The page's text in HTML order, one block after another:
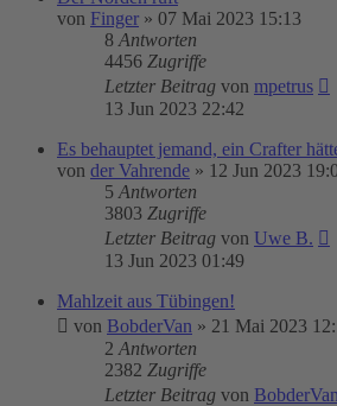
von Finger » 07 Mai 2023 15:13
8 Antworten
4456 Zugriffe
Letzter Beitrag von mpetrus
13 Jun 2023 22:42
Es behauptet jemand, ein Crafter
von der Vahrende » 12 Jun 2023
5 Antworten
3803 Zugriffe
Letzter Beitrag von Uwe B.
13 Jun 2023 01:49
Mahlzeit aus Tübingen!
von BobderVan » 21 Mai 2023
2 Antworten
2382 Zugriffe
Letzter Beitrag von BobderVan